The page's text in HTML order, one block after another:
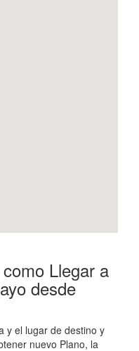
Llegar a
desde
y el lugar de destino y
nuevo Plano, la